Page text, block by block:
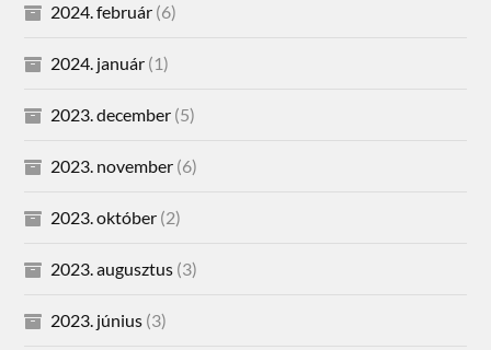
2024. február (6)
2024. január (1)
2023. december (5)
2023. november (6)
2023. október (2)
2023. augusztus (3)
2023. június (3)